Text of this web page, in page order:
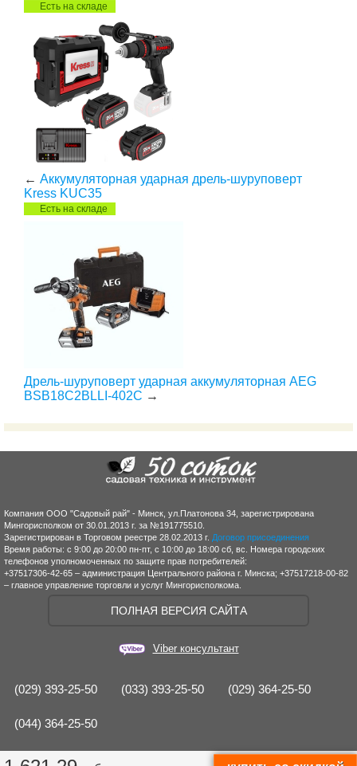
Есть на складе
← Аккумуляторная ударная дрель-шуруповерт
Kress KUС35
Есть на складе
Дрель-шуруповерт ударная аккумуляторная AEG
BSB18C2BLLI-402C →
Компания ООО "Садовый рай" - Минск, ул.Платонова 34, зарегистрирована
Мингорисполком от 30.01.2013 г. за №191775510.
Зарегистрирован в Торговом реестре 28.02.2013 г. Договор присоединения
Время работы: с 9:00 до 20:00 пн-пт, с 10:00 до 18:00 сб, вс. Номера городских
телефонов уполномоченных по защите прав потребителей:
+37517306-42-65 – администрация Центрального района г. Минска; +37517218-00-82
– главное управление торговли и услуг Мингорисполкома.
ПОЛНАЯ ВЕРСИЯ САЙТА
Viber консультант
(029) 393-25-50 (033) 393-25-50 (029) 364-25-50
(044) 364-25-50